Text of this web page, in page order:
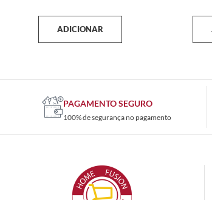
ADICIONAR
PAGAMENTO SEGURO
100% de segurança no pagamento